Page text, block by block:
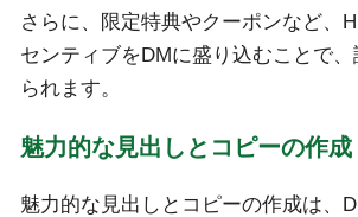
さらに、限定特典やクーポンなど、
センティブをDMに盛り込むことで
られます。
魅力的な見出しとコピーの作成
魅力的な見出しとコピーの作成は、